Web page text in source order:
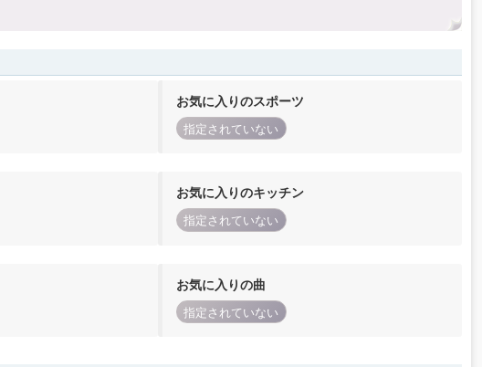
お気に入りのスポーツ
指定されていない
お気に入りのキッチン
指定されていない
お気に入りの曲
指定されていない